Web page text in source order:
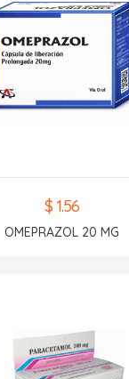
$ 1.56
OMEPRAZOL 20 MG